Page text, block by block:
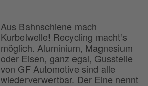
Aus Bahnschiene mach
Kurbelwelle! Recycling macht‘s
möglich. Aluminium, Magnesium
oder Eisen, ganz egal, Gussteile
von GF Automotive sind alle
wiederverwertbar. Der Eine nennt